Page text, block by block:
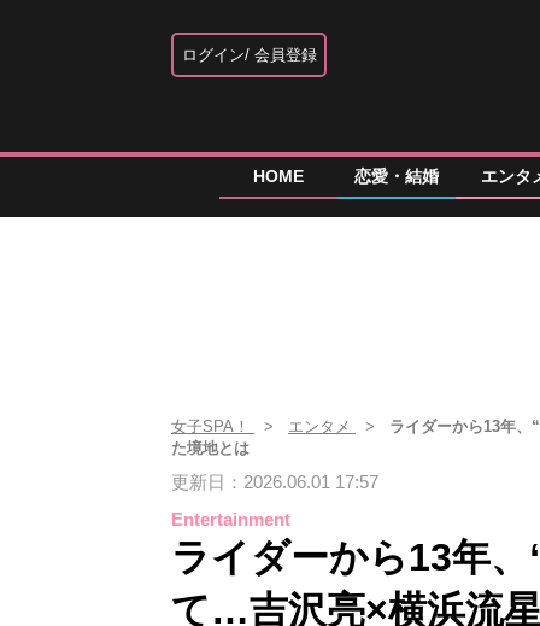
ログイン 会員登録
HOME 恋愛・結婚 エンタ
女子SPA！ エンタメ
ライダーから13年
た境地とは
更新日：2026.06.01 17:57
Entertainment
ライダーから13年
て…吉沢亮×横浜流